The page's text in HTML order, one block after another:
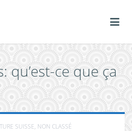
qu’est-ce que ça
SUISSE, NON CLASSÉ